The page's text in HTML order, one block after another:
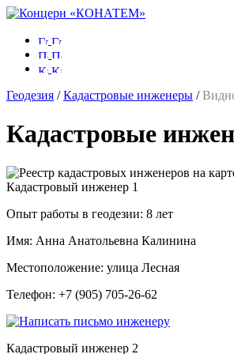
Геодезия /Кадастровые инженеры /
Кадастровые
Кадастровый инженер 1
Опыт работы в геодезии: 8 лет
Имя: Анна Анатольевна Калинина
Местоположение: улица Лесная
Телефон: +7 (905) 705-26-62
Кадастровый инженер 2